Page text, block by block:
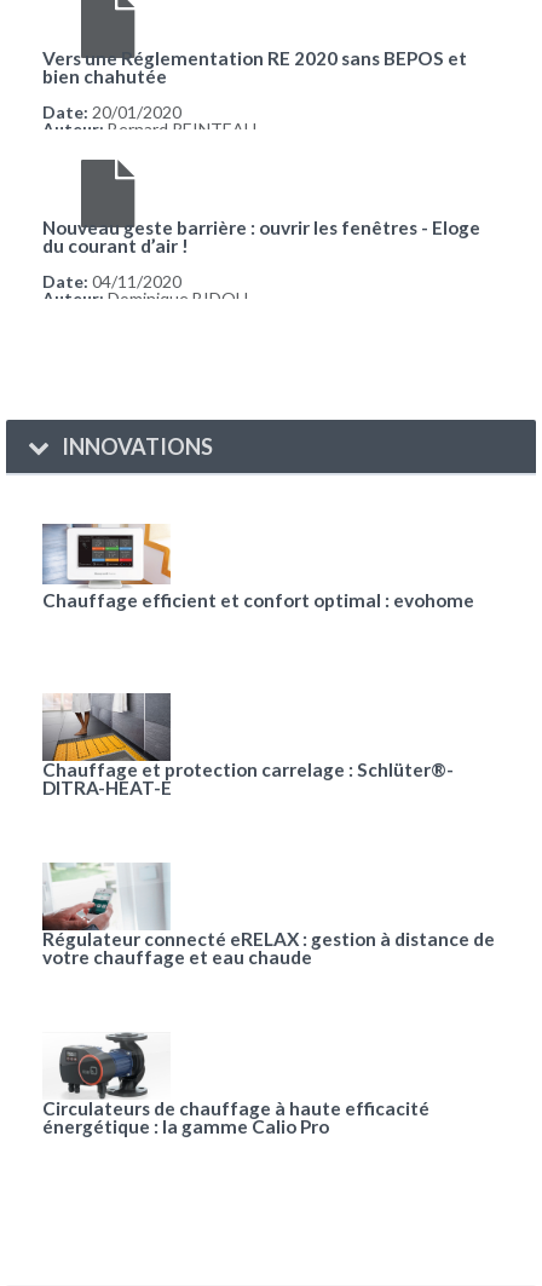
Vers une Réglementation RE 2020 sans BEPOS et
bien chahutée
Date: 20/01/2020
Auteur: Bernard REINTEAU
Nouveau geste barrière : ouvrir les fenêtres - Eloge
du courant d’air !
Date: 04/11/2020
Auteur: Dominique BIDOU
INNOVATIONS
Chauffage efficient et confort optimal : evohome
Chauffage et protection carrelage : Schlüter®-
DITRA-HEAT-E
Régulateur connecté eRELAX : gestion à distance de
votre chauffage et eau chaude
Circulateurs de chauffage à haute efficacité
énergétique : la gamme Calio Pro